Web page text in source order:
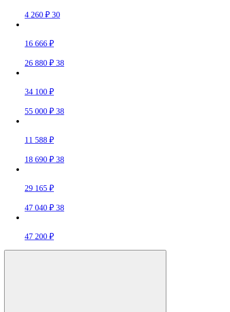
4 260 ₽ 30
16 666 ₽
26 880 ₽ 38
34 100 ₽
55 000 ₽ 38
11 588 ₽
18 690 ₽ 38
29 165 ₽
47 040 ₽ 38
47 200 ₽